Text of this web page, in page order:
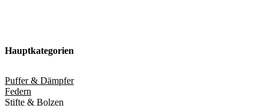
Hauptkategorien
Puffer & Dämpfer
Federn
Stifte & Bolzen